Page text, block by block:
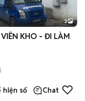
2
KHO - ĐI LÀM
hiện số Chat